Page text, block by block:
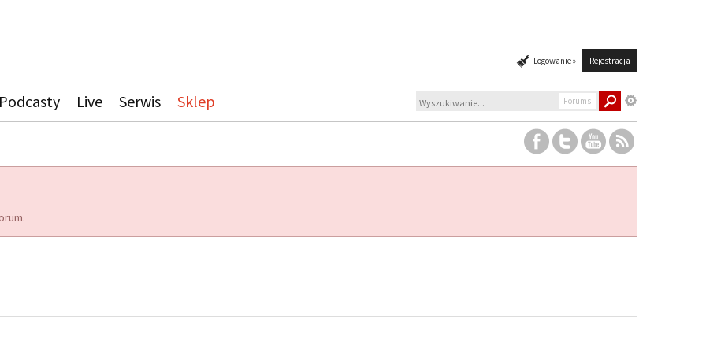
Logowanie » Rejestracja
Live Serwis Sklep Forums